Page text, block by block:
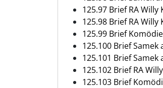
125.97 Brief RA Willy
125.98 Brief RA Willy
125.99 Brief
125.100 Brief
125.101 Brief Samek
125.102 Brief RA
125.103 Brief